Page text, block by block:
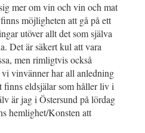
mer om vin och vin och mat
möjligheten att gå på ett
utöver allt det som själva
Det är säkert kul att vara
men rimligtvis också
vinvänner har all anledning
finns eldsjälar som håller liv i
är jag i Östersund på lördag
hemlighet/Konsten att